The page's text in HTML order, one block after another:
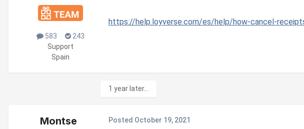
583
243
Support
Spain
https://help.loyverse.com/es/help/how-cancel-
1 year later...
Montse Posted October 19, 2021